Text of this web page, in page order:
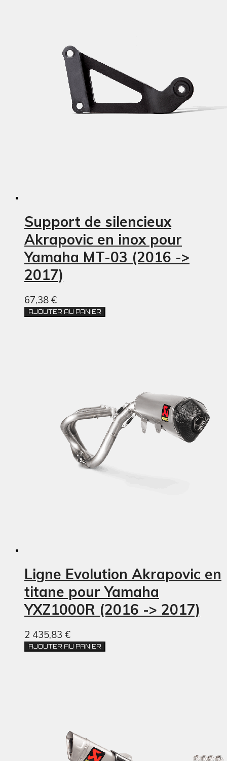
Support de silencieux
Akrapovic en inox pour
Yamaha MT-03 (2016 ->
2017)
67,38 €
AJOUTER AU PANIER
Ligne Evolution Akrapovic en
titane pour Yamaha
YXZ1000R (2016 -> 2017)
2 435,83 €
AJOUTER AU PANIER